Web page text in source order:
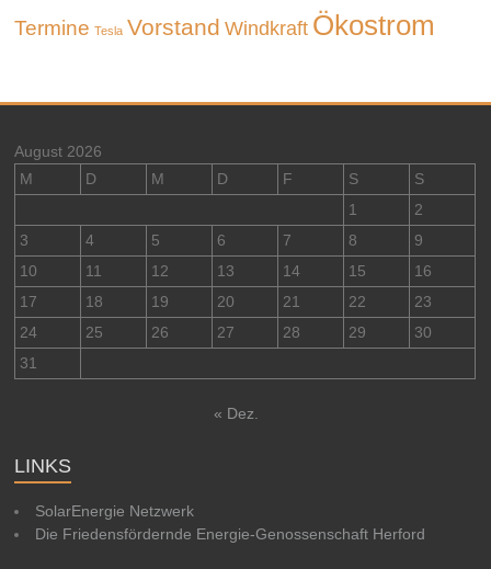
Termine Tesla Vorstand Windkraft Ökostrom
August 2026
M
D M D F S
S
1
2
3
4 5 6 7 8
9
10
11 12 13 14 15
16
17
18 19 20 21 22
23
24
25 26 27 28 29
30
31
« Dez.
LINKS
SolarEnergie Netzwerk
Die Friedensfördernde Energie-Genossenschaft Herford